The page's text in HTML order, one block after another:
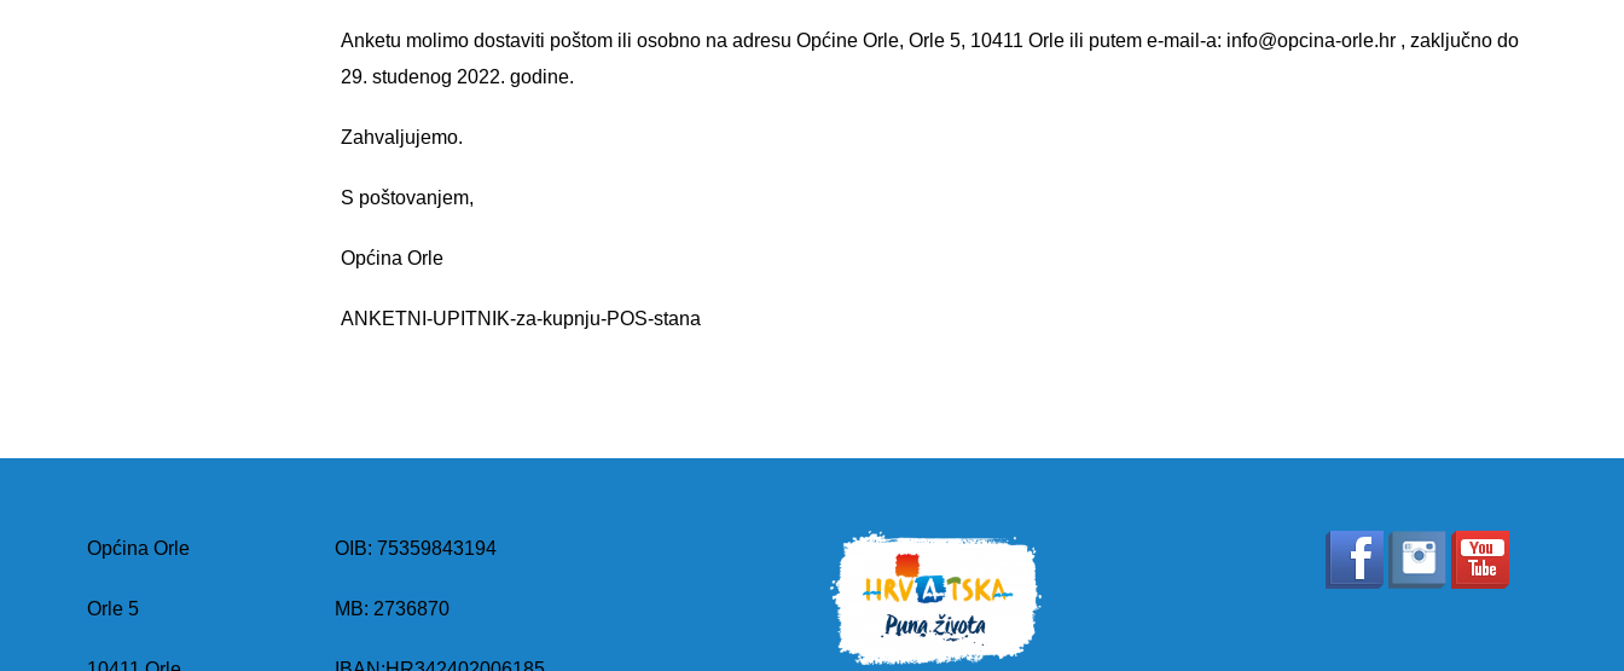
Anketu molimo dostaviti poštom ili osobno na adresu Općine Orle, Orle 5, 10411 Orle ili putem e-mail-a: info@opcina-orle.hr , zaključno do
29. studenog 2022. godine.
Zahvaljujemo.
S poštovanjem,
Općina Orle
ANKETNI-UPITNIK-za-kupnju-POS-stana
Općina Orle
Orle 5
OIB: 75359843194
MB: 2736870